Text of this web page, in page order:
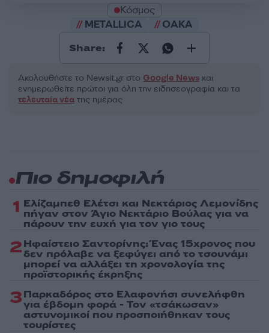
Κόσμος
METALLICA
ΟΑΚΑ
Share:
Ακολουθήστε το Νewsit.gr στο Google News και
ενημερωθείτε πρώτοι για όλη την ειδησεογραφία και τα
τελευταία νέα της ημέρας
Πιο δημοφιλή
1 Ελίζαμπεθ Ελέτσι και Νεκτάριος Λεμονίδης
πήγαν στον Άγιο Νεκτάριο Βούλας για να
πάρουν την ευχή για τον γιο τους
2Ηφαίστειο Σαντορίνης: Ένας 15χρονος που
δεν πρόλαβε να ξεφύγει από το τσουνάμι
μπορεί να αλλάξει τη χρονολογία της
προϊστορικής έκρηξης
3Παρκαδόρος στο Ελαφονήσι συνελήφθη
για έβδομη φορά - Τον «τσάκωσαν»
αστυνομικοί που προσποιήθηκαν τους
τουρίστες